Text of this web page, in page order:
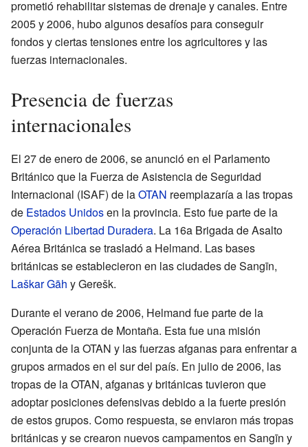
prometió rehabilitar sistemas de drenaje y canales. Entre
2005 y 2006, hubo algunos desafíos para conseguir
fondos y ciertas tensiones entre los agricultores y las
fuerzas internacionales.
Presencia de fuerzas
internacionales
El 27 de enero de 2006, se anunció en el Parlamento
Británico que la Fuerza de Asistencia de Seguridad
Internacional (ISAF) de laOTAN reemplazaría a las tropas
de Estados Unidosen la provincia. Esto fue parte de la
Operación Libertad Duradera. La 16a Brigada de Asalto
Aérea Británica se trasladó a Helmand. Las bases
británicas se establecieron en las ciudades de Sangīn,
Laškar Gāh y Gerešk.
Durante el verano de 2006, Helmand fue parte de la
Operación Fuerza de Montaña. Esta fue una misión
conjunta de la OTAN y las fuerzas afganas para enfrentar a
grupos armados en el sur del país. En julio de 2006, las
tropas de la OTAN, afganas y británicas tuvieron que
adoptar posiciones defensivas debido a la fuerte presión
de estos grupos. Como respuesta, se enviaron más tropas
británicas y se crearon nuevos campamentos en Sangīn y